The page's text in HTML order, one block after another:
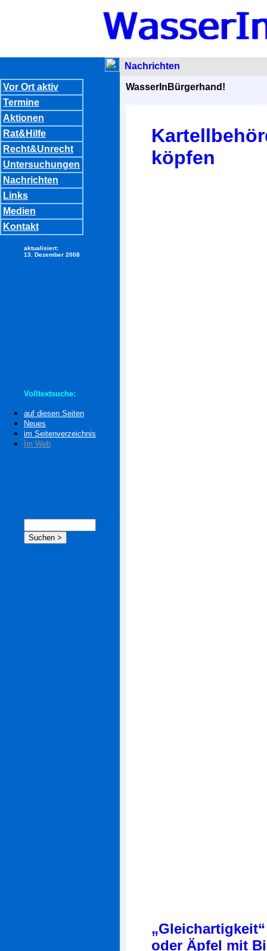
Vor Ort aktiv
Termine
Aktionen
Rat&Hilfe
Recht&Unrecht
Untersuchungen
Nachrichten
Links
Medien
Kontakt
aktualisiert:
13. Dezember 2008
Volltextsuche:
auf diesen Seiten
Neues
im Seitenverzeichnis
Im Web
Nachrichten
WasserInBürgerhand!
köpfen
oder Äpfel mit